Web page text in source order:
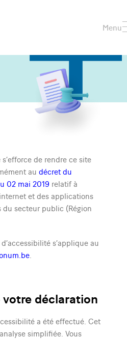
Menu
de rendre ce site
au décret du
02 mai 2019 relatif à
et des applications
du secteur public (Région
s’applique au
.
déclaration
a été effectué. Cet
simplifiée. Vous